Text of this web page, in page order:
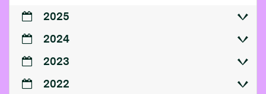
2025
2024
2023
2022